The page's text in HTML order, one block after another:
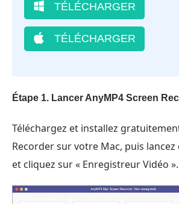
TÉLÉCHARGER
TÉLÉCHARGER
Étape 1. Lancer AnyMP4 Screen
Téléchargez et installez
Recorder sur votre Mac, puis
et cliquez sur « Enregistreur Vidéo ».